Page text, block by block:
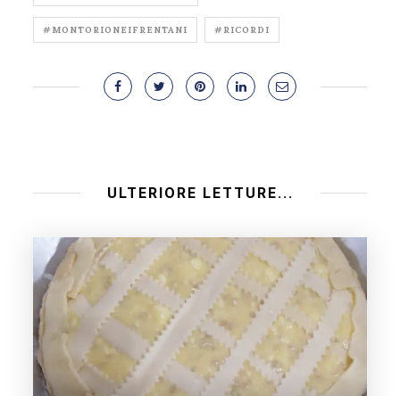
#MONTORIONEIFRENTANI #RICORDI
ULTERIORE LETTURE...